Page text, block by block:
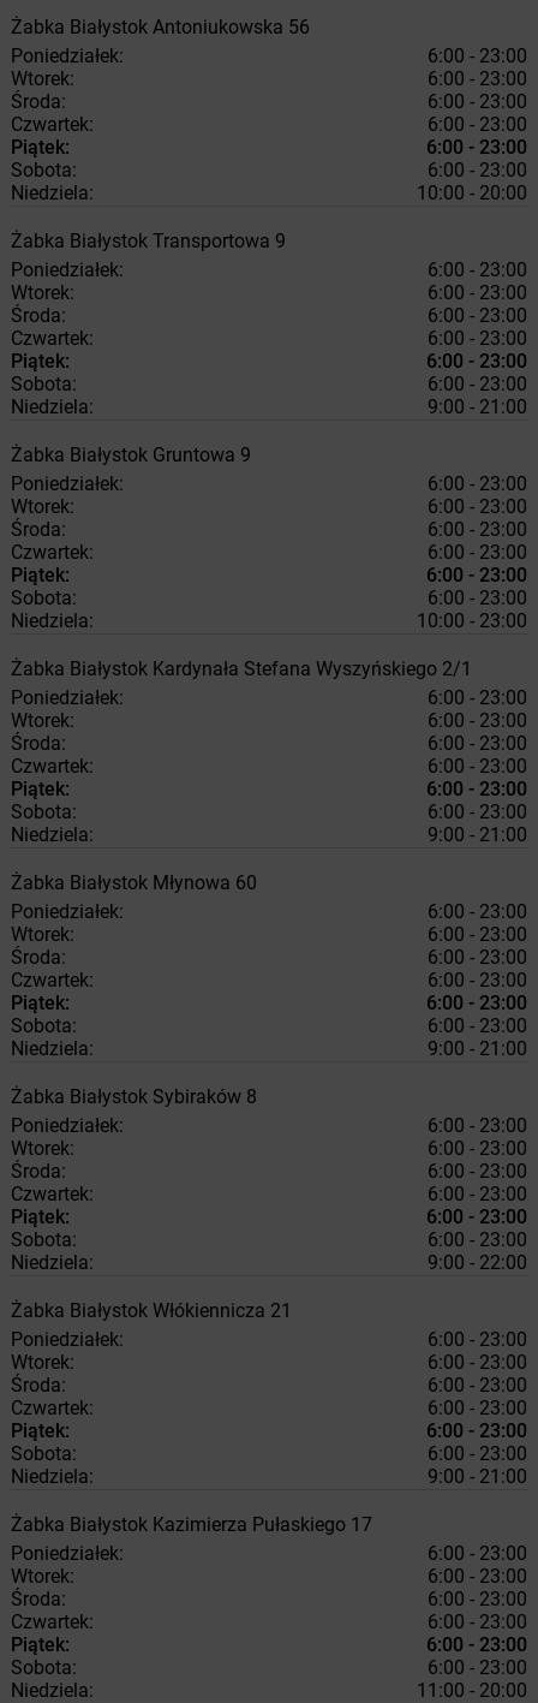
Żabka Białystok Antoniukowska 56
Poniedziałek:
6:00 - 23:00
Wtorek:
6:00 - 23:00
Środa:
6:00 - 23:00
Czwartek:
6:00 - 23:00
Piątek:
6:00 - 23:00
Sobota:
6:00 - 23:00
Niedziela:
10:00 - 20:00
Żabka Białystok Transportowa 9
Poniedziałek:
6:00 - 23:00
Wtorek:
6:00 - 23:00
Środa:
6:00 - 23:00
Czwartek:
6:00 - 23:00
Piątek:
6:00 - 23:00
Sobota:
6:00 - 23:00
Niedziela:
9:00 - 21:00
Żabka Białystok Gruntowa 9
Poniedziałek:
6:00 - 23:00
Wtorek:
6:00 - 23:00
Środa:
6:00 - 23:00
Czwartek:
6:00 - 23:00
Piątek:
6:00 - 23:00
Sobota:
6:00 - 23:00
Niedziela:
10:00 - 23:00
Żabka Białystok Kardynała Stefana Wyszyńskiego 2/1
Poniedziałek:
6:00 - 23:00
Wtorek:
6:00 - 23:00
Środa:
6:00 - 23:00
Czwartek:
6:00 - 23:00
Piątek:
6:00 - 23:00
Sobota:
6:00 - 23:00
Niedziela:
9:00 - 21:00
Żabka Białystok Młynowa 60
Poniedziałek:
6:00 - 23:00
Wtorek:
6:00 - 23:00
Środa:
6:00 - 23:00
Czwartek:
6:00 - 23:00
Piątek:
6:00 - 23:00
Sobota:
6:00 - 23:00
Niedziela:
9:00 - 21:00
Żabka Białystok Sybiraków 8
Poniedziałek:
6:00 - 23:00
Wtorek:
6:00 - 23:00
Środa:
6:00 - 23:00
Czwartek:
6:00 - 23:00
Piątek:
6:00 - 23:00
Sobota:
6:00 - 23:00
Niedziela:
9:00 - 22:00
Żabka Białystok Włókiennicza 21
Poniedziałek:
6:00 - 23:00
Wtorek:
6:00 - 23:00
Środa:
6:00 - 23:00
Czwartek:
6:00 - 23:00
Piątek:
6:00 - 23:00
Sobota:
6:00 - 23:00
Niedziela:
9:00 - 21:00
Żabka Białystok Kazimierza Pułaskiego 17
Poniedziałek:
6:00 - 23:00
Wtorek:
6:00 - 23:00
Środa:
6:00 - 23:00
Czwartek:
6:00 - 23:00
Piątek:
6:00 - 23:00
Sobota:
6:00 - 23:00
Niedziela:
11:00 - 20:00